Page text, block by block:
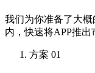
我们为你准备了大
内，快速将APP推出
方案 01